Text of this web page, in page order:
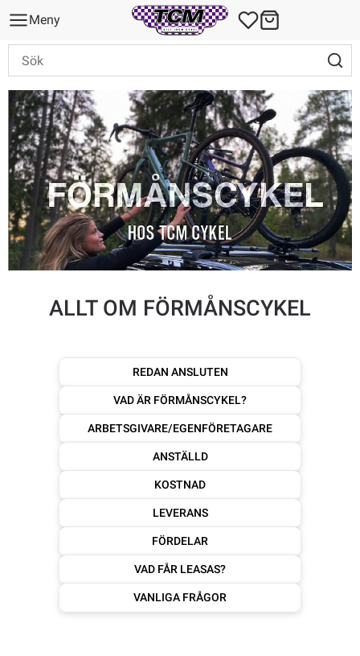
Meny
ALLT OM FÖRMÅNSCYKEL
REDAN ANSLUTEN
VAD ÄR FÖRMÅNSCYKEL?
ARBETSGIVARE/EGENFÖRETAGARE
ANSTÄLLD
KOSTNAD
LEVERANS
FÖRDELAR
VAD FÅR LEASAS?
VANLIGA FRÅGOR